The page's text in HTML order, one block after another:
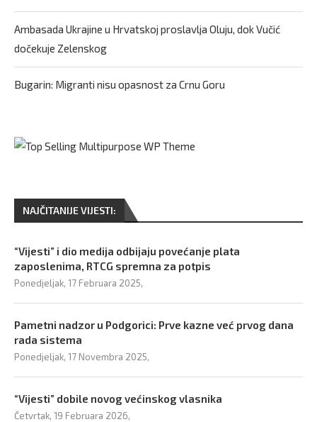
Ambasada Ukrajine u Hrvatskoj proslavlja Oluju, dok Vučić
dočekuje Zelenskog
Bugarin: Migranti nisu opasnost za Crnu Goru
NAJČITANIJE VIJESTI:
“Vijesti” i dio medija odbijaju povećanje plata
zaposlenima, RTCG spremna za potpis
Ponedjeljak, 17 Februara 2025,
Pametni nadzor u Podgorici: Prve kazne već prvog dana
rada sistema
Ponedjeljak, 17 Novembra 2025,
“Vijesti” dobile novog većinskog vlasnika
Četvrtak, 19 Februara 2026,